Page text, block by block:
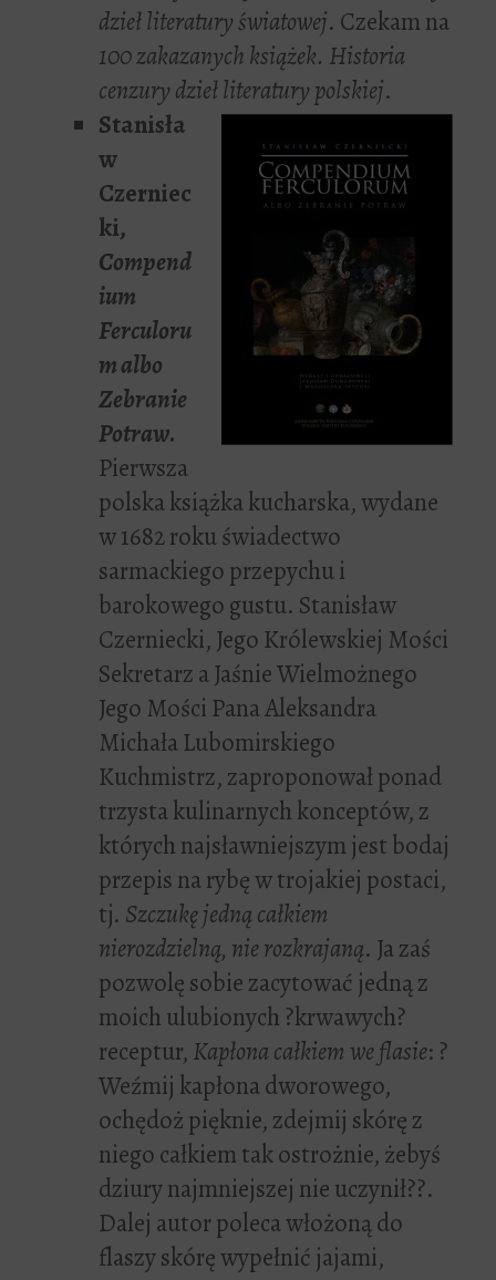
dzieł literatury światowej. Czekam na
100 zakazanych książek. Historia
cenzury dzieł literatury polskiej.
Stanisła
w
Czerniec
ki,
Compend
ium
Ferculoru
m albo
Zebranie
Potraw.
Pierwsza
polska książka kucharska, wydane
w 1682 roku świadectwo
sarmackiego przepychu i
barokowego gustu. Stanisław
Czerniecki, Jego Królewskiej Mości
Sekretarz a Jaśnie Wielmożnego
Jego Mości Pana Aleksandra
Michała Lubomirskiego
Kuchmistrz, zaproponował ponad
trzysta kulinarnych konceptów, z
których najsławniejszym jest bodaj
przepis na rybę w trojakiej postaci,
tj. Szczukę jedną całkiem
nierozdzielną, nierozkrajaną. Ja zaś
pozwolę sobie zacytować jedną z
moich ulubionych ?krwawych?
receptur,Kapłona całkiem we flasie: ?
Weźmij kapłona dworowego,
ochędoż pięknie, zdejmij skórę z
niego całkiem tak ostrożnie, żebyś
dziury najmniejszej nie uczynił??.
Dalej autor poleca włożoną do
flaszy skórę wypełnić jajami,